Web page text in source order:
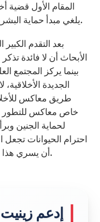
المقام الأول قضية
يلغي مبدأ حماية البشرية وعدم التجارة بالجسم البشري.
بعد التقدم
الأبحاث أن لا فائدة
بينما يركز المجتمع
الجديدة
طريق معاكس
خاص معاكس للتطور
لحماية الجنين
احترام الحيوانات
أن يسري هذا الأمر أيضًا لحماية الجنين البشري.
إدعم زينيت